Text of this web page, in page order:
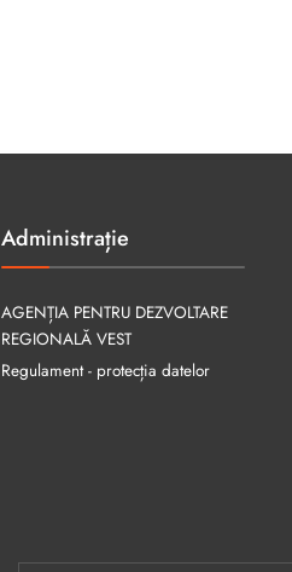
Administrație
AGENȚIA PENTRU DEZVOLTARE
REGIONALĂ VEST
Regulament - protecția datelor